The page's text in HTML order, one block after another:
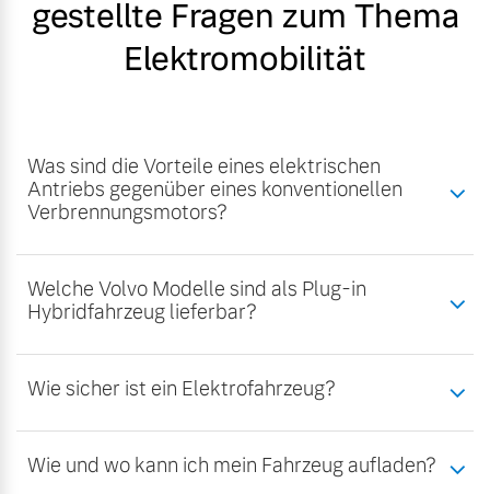
gestellte Fragen zum Thema
Elektromobilität
Was sind die Vorteile eines elektrischen
Antriebs gegenüber eines konventionellen
Verbrennungsmotors?
Welche Volvo Modelle sind als Plug-in
Hybridfahrzeug lieferbar?
Wie sicher ist ein Elektrofahrzeug?
Wie und wo kann ich mein Fahrzeug aufladen?